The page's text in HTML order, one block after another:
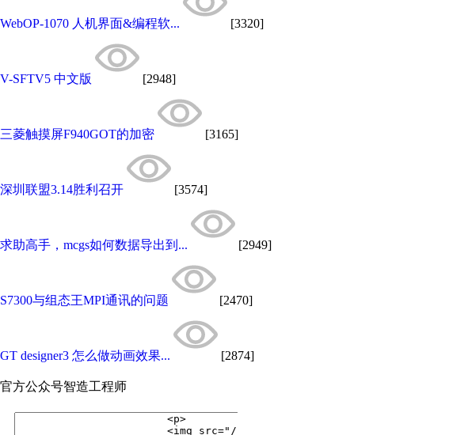
WebOP-1070 人机界面&编程软... [3320]
V-SFTV5 中文版 [2948]
三菱触摸屏F940GOT的加密 [3165]
深圳联盟3.14胜利召开 [3574]
求助高手，mcgs如何数据导出到... [2949]
S7300与组态王MPI通讯的问题 [2470]
GT designer3 怎么做动画效果... [2874]
官方公众号智造工程师